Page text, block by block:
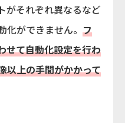
がそれぞれ異なるなど
化ができません。フ
せて自動化設定を行わ
以上の手間がかかって